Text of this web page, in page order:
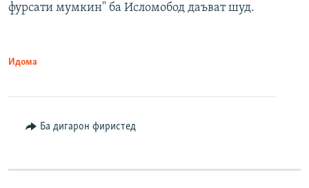
фурсати мумкин" ба Исломобод даъват шуд.
Идома
Ба дигарон фиристед